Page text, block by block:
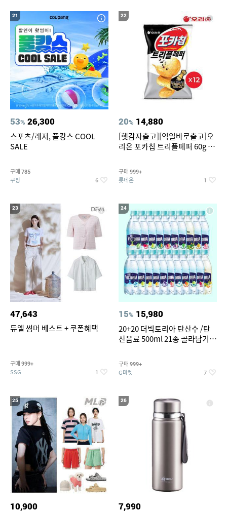
21
53% 26,300
스포츠/레저, 풀캉스 COOL
SALE
구매 785
쿠팡 6
22
20% 14,880
[햇감자출고][익일바로출고]오
리온 포카칩 트리플페퍼 60g 12
구매 999+
롯데온 1
23
47,643
듀엘 썸머 베스트 + 쿠폰혜택
구매 999+
SSG 1
24
15% 15,980
20+20 더빅토리아 탄산수 /탄
산음료 500ml 21종 골라담기
구매 999+
G마켓 7
25
10,900
26
7,990